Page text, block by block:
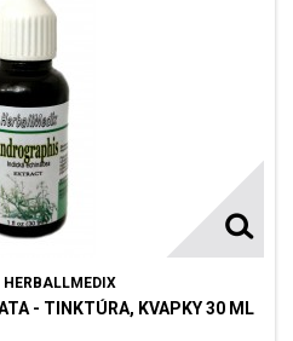
HERBALLMEDIX
- TINKTÚRA, KVAPKY 30 ML